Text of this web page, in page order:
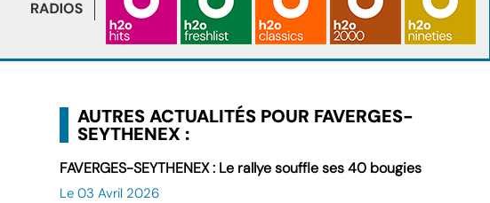
AUTRES ACTUALITÉS POUR FAVERGES-
SEYTHENEX :
FAVERGES-SEYTHENEX : Le rallye souffle ses 40 bougies
Le 03 Avril 2026